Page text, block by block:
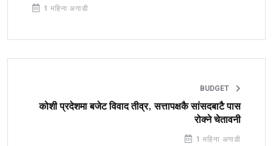
1 महिना अगाडी
BUDGET
कोशी प्रदेशमा बजेट विवाद तीव्र, सत्तापक्षकै सांसदबाटै पास
रोक्ने चेतावनी
1 महिना अगाडी